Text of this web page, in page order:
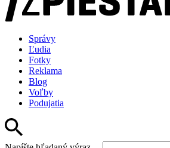
Správy
Ľudia
Fotky
Reklama
Blog
Voľby
Podujatia